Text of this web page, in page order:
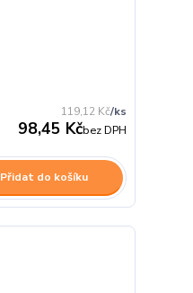
119,12 Kč/ks
98,45 Kčbez DPH
Přidat do košíku